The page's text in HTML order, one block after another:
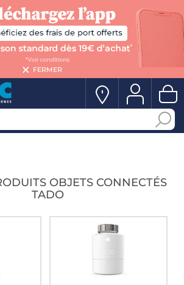
FERMER
OBJETS CONNECTÉS
TADO